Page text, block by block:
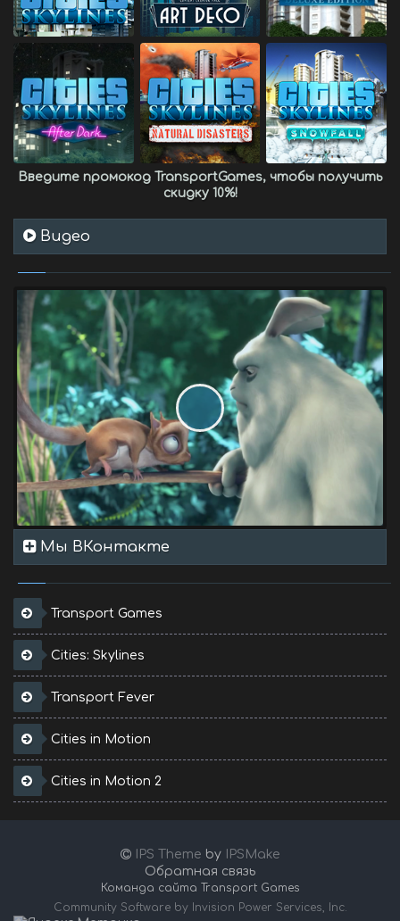
Введите промокод TransportGames, чтобы получить
скидку 10%!
Видео
Мы ВКонтакте
Transport Games
Cities: Skylines
Transport Fever
Cities in Motion
Cities in Motion 2
IPS Theme by
IPSMake
Обратная связь
Команда сайта Transport Games
Community Software by Invision Power Services, Inc.